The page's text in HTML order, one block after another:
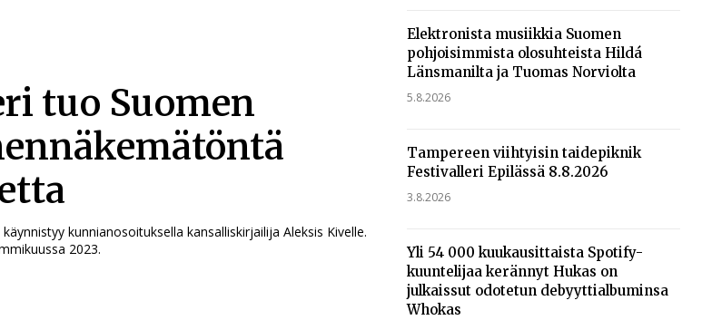
tuo Suomen
kunnianosoituksella kansalliskirjailija Aleksis Kivelle.
2023.
Elektronista musiikkia Suomen
pohjoisimmista olosuhteista Hildá
Länsmanilta ja Tuomas Norviolta
5.8.2026
Tampereen viihtyisin taidepiknik
Festivalleri Epilässä 8.8.2026
3.8.2026
Yli 54 000 kuukausittaista Spotify-
kuuntelijaa kerännyt Hukas on
julkaissut odotetun debyyttialbuminsa
Whokas